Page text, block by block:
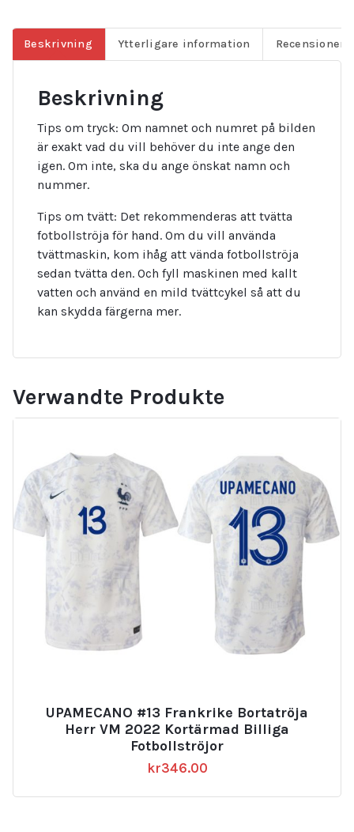
Beskrivning Ytterligare information Recensioner
Beskrivning
Tips om tryck: Om namnet och numret på bilden
är exakt vad du vill behöver du inte ange den
igen. Om inte, ska du ange önskat namn och
nummer.
Tips om tvätt: Det rekommenderas att tvätta
fotbollströja för hand. Om du vill använda
tvättmaskin, kom ihåg att vända fotbollströja
sedan tvätta den. Och fyll maskinen med kallt
vatten och använd en mild tvättcykel så att du
kan skydda färgerna mer.
Verwandte Produkte
UPAMECANO #13 Frankrike Bortatröja
Herr VM 2022 Kortärmad Billiga
Fotbollströjor
kr346.00